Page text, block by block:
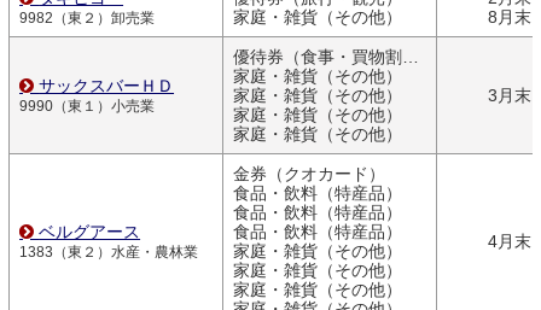
9982（東２）卸売業
家庭・雑貨（その他）
8月末
サックスバーＨＤ
9990（東１）小売業
優待券（食事・買物割引券）
家庭・雑貨（その他）
家庭・雑貨（その他）
家庭・雑貨（その他）
家庭・雑貨（その他）
3月末
ベルグアース
1383（東２）水産・農林業
金券（クオカード）
食品・飲料（特産品）
食品・飲料（特産品）
食品・飲料（特産品）
家庭・雑貨（その他）
家庭・雑貨（その他）
家庭・雑貨（その他）
4月末